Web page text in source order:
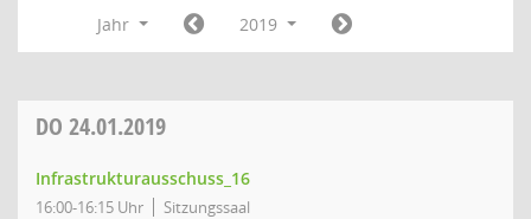
Jahr 2019
DO 24.01.2019
Infrastrukturausschuss_16
16:00-16:15 Uhr Sitzungssaal